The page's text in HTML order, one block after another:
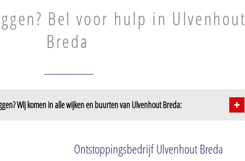
Bel voor hulp in Ulvenhout
Breda
Wij komen in alle wijken en buurten van Ulvenhout Breda:
Ontstoppingsbedrijf Ulvenhout Breda